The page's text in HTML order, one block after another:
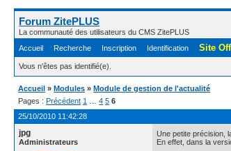
Forum ZitePLUS
La communauté des utilisateurs du CMS ZitePLUS
Accueil
Recherche Inscription Identification Site
Vous n'êtes pas identifié(e).
Accueil »Modules »Module de gestion de l'actualité
Pages :Précédent 1 4 5 6
25/10/2010 11:42:28
jpg
Administrateurs
Une petite précision,
En effet, dans la